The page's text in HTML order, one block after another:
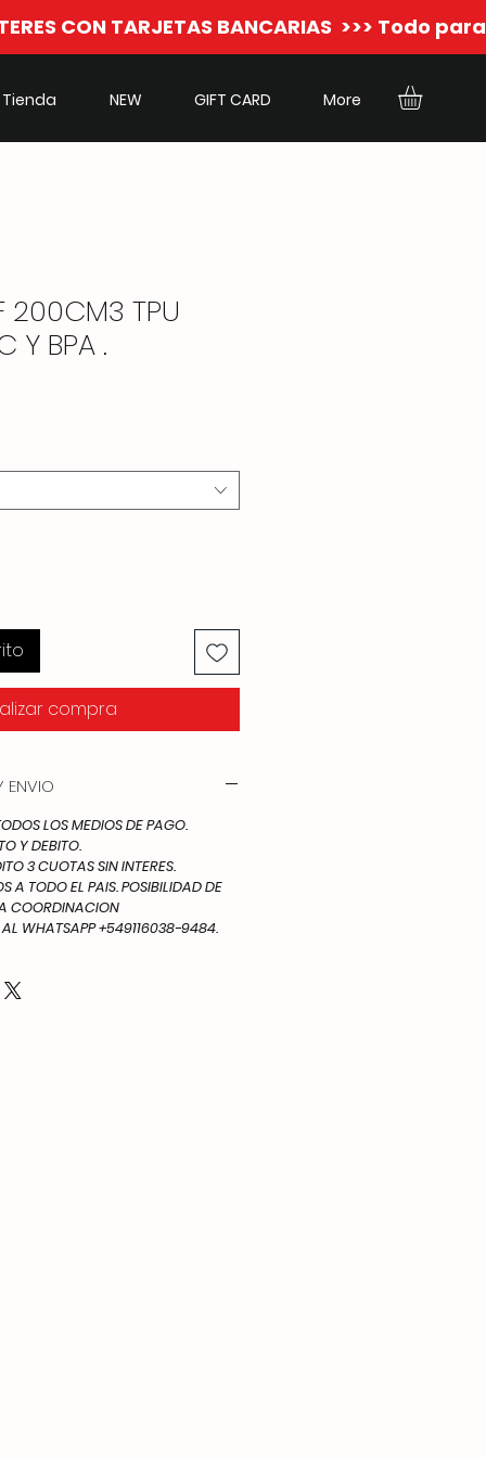
Tienda NEW GIFT CARD More
200CM3 TPU
Y BPA .
compra
ENVIO
LOS MEDIOS DE PAGO.
Y DEBITO.
3 CUOTAS SIN INTERES.
A TODO EL PAIS. POSIBILIDAD DE
COORDINACION
WHATSAPP +549116038-9484.